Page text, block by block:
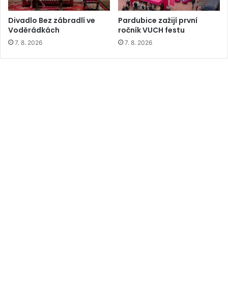
Divadlo Bez zábradlí ve
Voděrádkách
7. 8. 2026
Pardubice zažijí první
ročník VUCH festu
7. 8. 2026